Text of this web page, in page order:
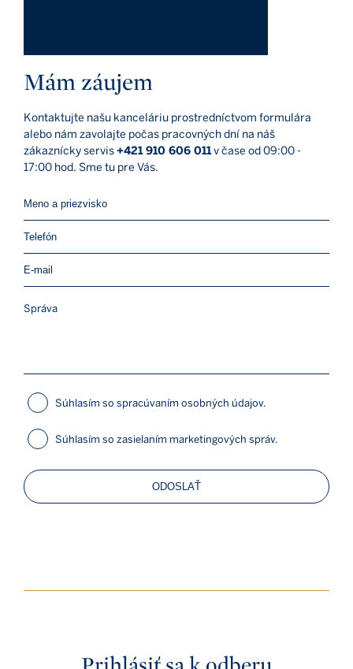
Mám záujem
Kontaktujte našu kanceláriu prostredníctvom formulára
alebo nám zavolajte počas pracovných dní na náš
zákaznícky servis +421 910 606 011v čase od 09:00 -
17:00 hod. Sme tu pre Vás.
Súhlasím so spracúvaním osobných údajov.
Súhlasím so zasielaním marketingových správ.
ODOSLAŤ